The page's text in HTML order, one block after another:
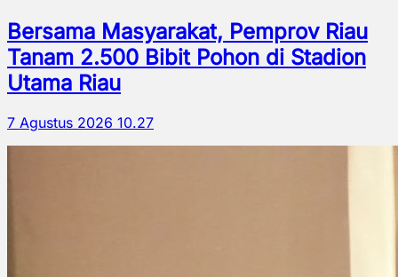
Bersama Masyarakat, Pemprov Riau
Tanam 2.500 Bibit Pohon di Stadion
Utama Riau
7 Agustus 2026 10.27